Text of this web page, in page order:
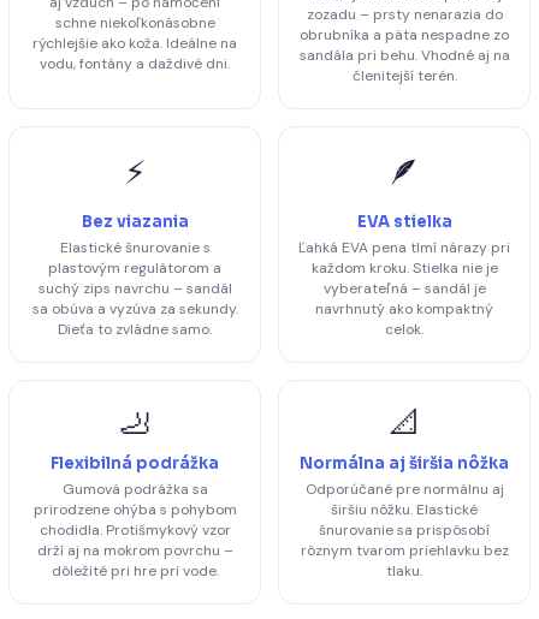
schne niekoľkonásobne
rýchlejšie ako koža. Ideálne na
vodu, fontány a daždivé dni.
zozadu – prsty nenarazia do
obrubníka a päta nespadne zo
sandála pri behu. Vhodné aj na
členitejší terén.
⚡
Bez viazania
Elastické šnurovanie s
plastovým regulátorom a
suchý zips navrchu – sandál
sa obúva a vyzúva za sekundy.
Dieťa to zvládne samo.
🪶
EVA stielka
Ľahká EVA pena tlmí nárazy pri
každom kroku. Stielka nie je
vyberateľná – sandál je
navrhnutý ako kompaktný
celok.
🦶
Flexibilná podrážka
Gumová podrážka sa
prirodzene ohýba s pohybom
chodidla. Protišmykový vzor
drží aj na mokrom povrchu –
dôležité pri hre pri vode.
📐
Normálna aj širšia nôžka
Odporúčané pre normálnu aj
širšiu nôžku. Elastické
šnurovanie sa prispôsobí
rôznym tvarom priehlavku bez
tlaku.